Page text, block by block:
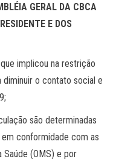
GERAL DA CBCA
E DOS
implicou na restrição
o contato social e
são determinadas
conformidade com as
Saúde (OMS) e por